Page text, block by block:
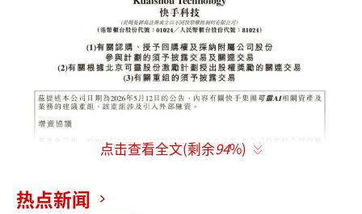
点击查看全文(剩余94%)
热点新闻